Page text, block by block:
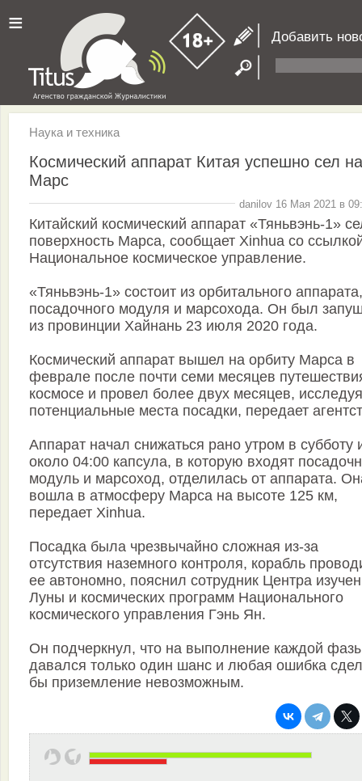
≡ Добавить
Наука и техника
Космический аппарат Китая успешно сел на
Марс
danilov 16 Мая 2021 в
Китайский космический аппарат «Тяньвэнь-1»
поверхность Марса, сообщает Xinhua со
Национальное космическое управление.
«Тяньвэнь-1» состоит из орбитального аппарата,
посадочного модуля и марсохода. Он был
из провинции Хайнань 23 июля 2020 года.
Космический аппарат вышел на орбиту Марса в
феврале после почти семи месяцев
космосе и провел более двух месяцев, исследуя
потенциальные места посадки, передает
Аппарат начал снижаться рано утром в субботу
около 04:00 капсула, в которую входят
модуль и марсоход, отделилась от аппарата.
вошла в атмосферу Марса на высоте 125 км,
передает Xinhua.
Посадка была чрезвычайно сложная из-за
отсутствия наземного контроля, корабль
ее автономно, пояснил сотрудник Центра
Луны и космических программ Национального
космического управления Гэнь Ян.
Он подчеркнул, что на выполнение каждой
давался только один шанс и любая ошибка
бы приземление невозможным.